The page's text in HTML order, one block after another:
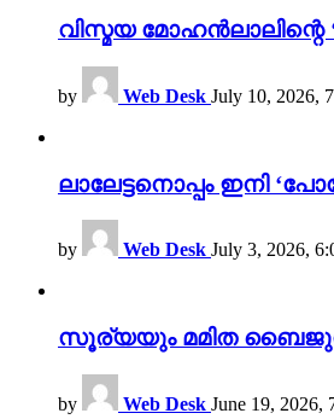
വിസ്മയ
by Web Desk July 10, 2026,
ലാലേട്ടനൊപ്പം ഇനി
by Web Desk July 3, 2026,
സൂര്യയും മമിത ബൈജുവും
by Web Desk June 19, 2026,